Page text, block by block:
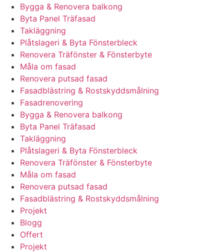
Bygga & Renovera balkong
Byta Panel Träfasad
Takläggning
Plåtslageri & Byta Fönsterbleck
Renovera Träfönster & Fönsterbyte
Måla om fasad
Renovera putsad fasad
Fasadblästring & Rostskyddsmålning
Fasadrenovering
Bygga & Renovera balkong
Byta Panel Träfasad
Takläggning
Plåtslageri & Byta Fönsterbleck
Renovera Träfönster & Fönsterbyte
Måla om fasad
Renovera putsad fasad
Fasadblästring & Rostskyddsmålning
Projekt
Blogg
Offert
Projekt